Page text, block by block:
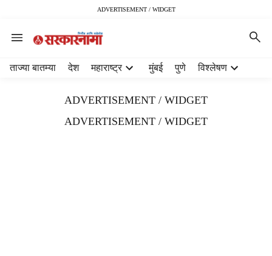
ADVERTISEMENT / WIDGET
ताज्या बातम्या देश महाराष्ट्र मुंबई पुणे विश्लेषण
ADVERTISEMENT / WIDGET
ADVERTISEMENT / WIDGET